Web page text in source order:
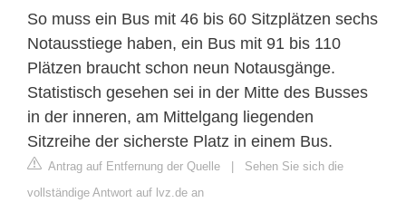
So muss ein Bus mit 46 bis 60 Sitzplätzen sechs
Notausstiege haben, ein Bus mit 91 bis 110
Plätzen braucht schon neun Notausgänge.
Statistisch gesehen sei in der Mitte des Busses
in der inneren, am Mittelgang liegenden
Sitzreihe der sicherste Platz in einem Bus.
Antrag auf Entfernung der Quelle | Sehen Sie sich die
vollständige Antwort auf lvz.de an